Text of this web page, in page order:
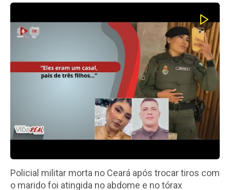
Policial militar morta no Ceará após trocar tiros com
o marido foi atingida no abdome e no tórax